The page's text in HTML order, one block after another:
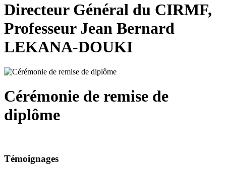
Directeur Général du CIRMF,
Professeur Jean Bernard
LEKANA-DOUKI
Cérémonie de remise de
diplôme
Témoignages